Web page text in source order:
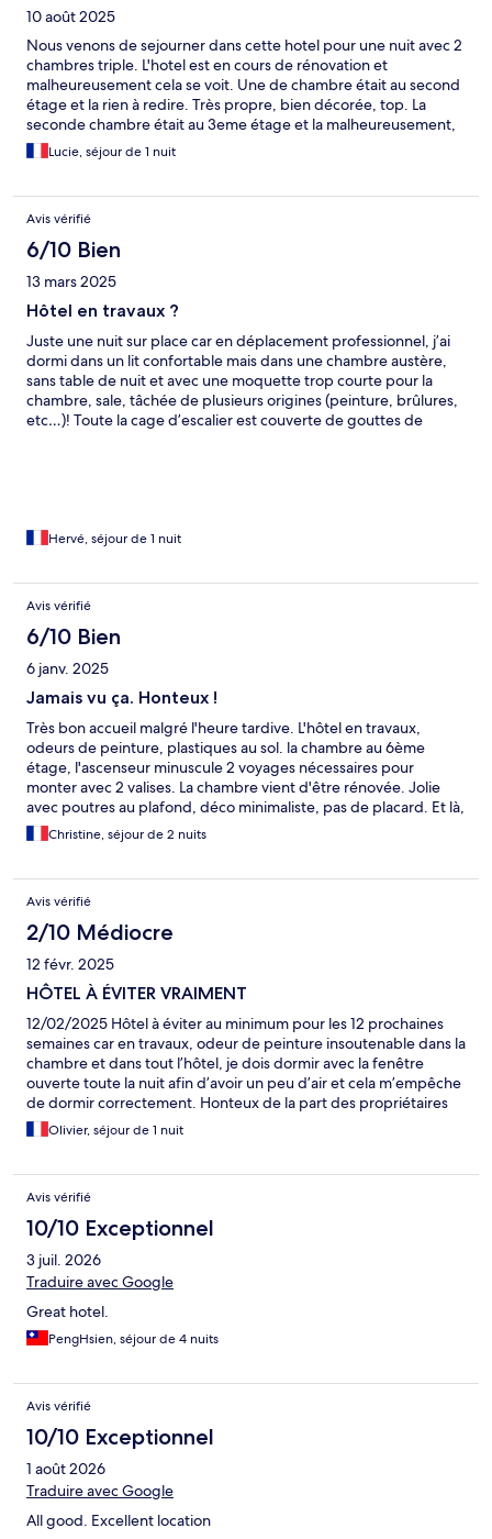
10 août 2025
Nous venons de sejourner dans cette hotel pour une nuit avec 2
chambres triple. L'hotel est en cours de rénovation et
malheureusement cela se voit. Une de chambre était au second
étage et la rien à redire. Très propre, bien décorée, top. La
seconde chambre était au 3eme étage et la malheureusement,
ça n'a pas été la même chose. La moquette est tachée de
peinture, il manque des plinthes au sol, les joints de la baignoire
cela dommage. Après l'emplacement est top, proche de tous
les lieux incontournables de Paris et dans un endroit très au
calme. Le personnel aussi est très agréable, toujours dispo pour
répondreànos questions. Très bon petit déjeuner rien à redire.
J'y retourneai sans hésiter mais quand les renovations seront
terminées.
Lucie, séjour de 1 nuit
Avis vérifié
6/10 Bien
13 mars 2025
Hôtel en travaux ?
Juste une nuit sur place car en déplacement professionnel, j’ai
dormi dans un lit confortable mais dans une chambre austère,
sans table de nuit et avec une moquette trop courte pour la
chambre, sale, tâchée de plusieurs origines (peinture, brûlures,
etc…)! Toute la cage d’escalier est couverte de gouttes de
Hervé, séjour de 1 nuit
Avis vérifié
6/10 Bien
6 janv. 2025
Jamais vu ça. Honteux !
Très bon accueil malgré l'heure tardive. L'hôtel en travaux,
odeurs de peinture, plastiques au sol. la chambre au 6ème
étage, l'ascenseur minuscule 2 voyages nécessaires pour
monter avec 2 valises. La chambre vient d'être rénovée. Jolie
avec poutres au plafond, déco minimaliste, pas de placard. Et là,
stupeur en découvrant la salle de bain. Un petit couloir de moins
d'un mètre de large, avec le WC coincé entre le lavabo et la
l'abattant s'ouvre en forçant. Jamais vu ça.
Christine, séjour de 2 nuits
Avis vérifié
2/10 Médiocre
12 févr. 2025
HÔTEL À ÉVITER VRAIMENT
12/02/2025 Hôtel à éviter au minimum pour les 12 prochaines
semaines car en travaux, odeur de peinture insoutenable dans la
chambre et dans tout l’hôtel, je dois dormir avec la fenêtre
ouverte toute la nuit afin d’avoir un peu d’air et cela m’empêche
de dormir correctement. Honteux de la part des propriétaires
qui n’ont pas fait la démarche d’imposer des peintures sans
odeurs. Je viens pour le travail chaque année 1 semaine pour un
respect de sa clientèle et de ses employés. A EVITER
Olivier, séjour de 1 nuit
Avis vérifié
10/10 Exceptionnel
3 juil. 2026
Traduire avec Google
Great hotel.
PengHsien, séjour de 4 nuits
Avis vérifié
10/10 Exceptionnel
1 août 2026
Traduire avec Google
All good. Excellent location